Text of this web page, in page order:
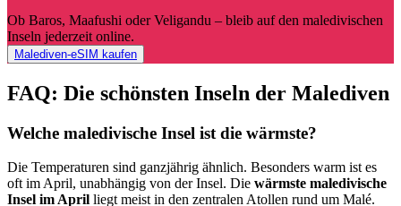
Ob Baros, Maafushi oder Veligandu – bleib auf den maledivischen
Inseln jederzeit online.
Malediven-eSIM kaufen
FAQ: Die schönsten Inseln der Malediven
Welche maledivische Insel ist die wärmste?
Die Temperaturen sind ganzjährig ähnlich. Besonders warm ist es
oft im April, unabhängig von der Insel. Die wärmste maledivische
Insel im April liegt meist in den zentralen Atollen rund um Malé.